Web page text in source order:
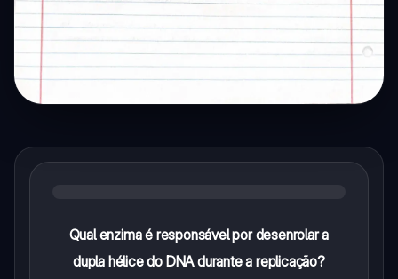
Qual enzima é responsável por desenrolar a
dupla hélice do DNA durante a replicação?